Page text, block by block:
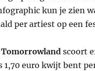
kun je zien
per artiest op een
Tomorrowland scoort
1,70 euro kwijt bent